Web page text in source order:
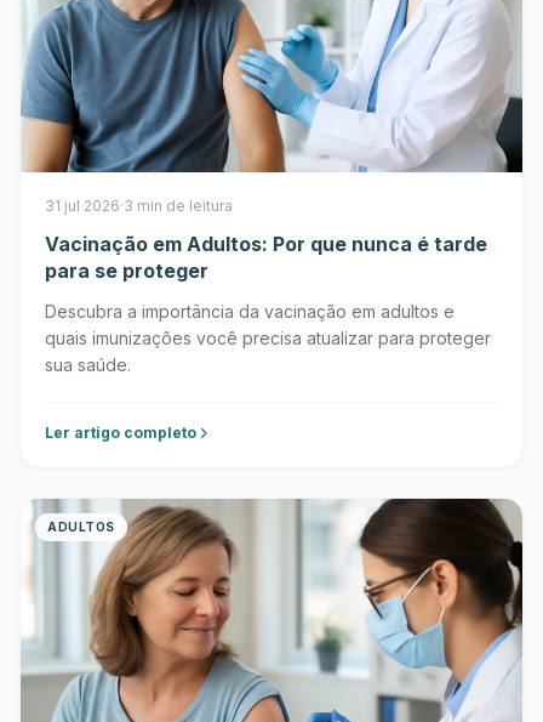
31 jul 2026·3 min de leitura
Vacinação em Adultos: Por que nunca é tarde
para se proteger
Descubra a importância da vacinação em adultos e
quais imunizações você precisa atualizar para proteger
sua saúde.
Ler artigo completo
ADULTOS